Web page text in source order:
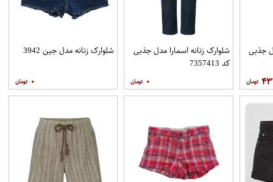
جذبی
شلوارک زنانه اسمارا مدل جذبی
کد 7357413
۰
شلوارک زنانه مدل جین 3942
۰